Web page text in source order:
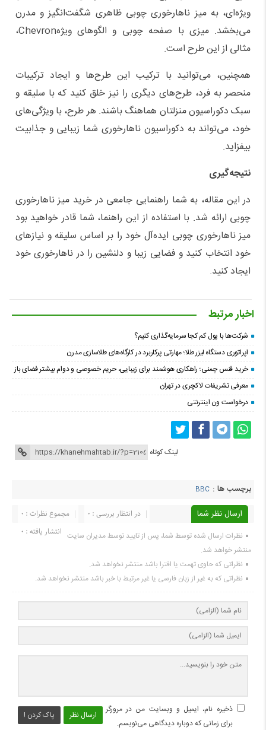
ویژه‌ای، به میز ناهارخوری چوبی ظاهری شگفت‌انگیز و مدرن
می‌بخشد. میزی با صفحه چوبی و الگوهای ویژهChevron،
مثالی از این طرح است.
همچنین، می‌توانید با ترکیب این طرح‌ها و ایجاد ترکیبات
منحصر به فرد، طرح‌های دیگری را نیز خلق کنید که با سلیقه و
سبک دکوراسیون منزلتان هماهنگ باشند. هر طرح، با ویژگی‌های
خود، می‌تواند به دکوراسیون ناهارخوری شما زیبایی و جذابیت
بیفزاید.
نتیجه‌گیری
در این مقاله، به شما راهنمایی جامعی در خرید میز ناهارخوری
چوبی ارائه شد. با استفاده از این راهنما، شما قادر خواهید بود
میز ناهارخوری چوبی ایده‌آل خود را بر اساس سلیقه و نیازهای
خود انتخاب کنید و فضایی زیبا و دلنشین را در ناهارخوری خود
ایجاد کنید.
اخبار مرتبط
شرکت‌ها با پول کم کجا سرمایه‌گذاری کنیم؟
اپراتوری دستگاه لیزر طلا؛ مهارتی پرکاربرد در کارگاه‌های طلاسازی مدرن
خرید فنس چمنی؛ راهکاری هوشمند برای زیبایی، حریم خصوصی و دوام بیشتر فضای باز
معرفی تشریفات لاکچری در تهران
درخواست ون اینترنتی
لینک کوتاه
برچسب ها : BBC
ارسال نظر شما مجموع نظرات : 0
در انتظار بررسی : 0
انتشار یافته : 0 نظرات ارسال شده توسط شما، پس از تایید توسط مدیران سایت
منتشر خواهد شد.
نظراتی که حاوی تهمت یا افترا باشد منتشر نخواهد شد.
نظراتی که به غیر از زبان فارسی یا غیر مرتبط با خبر باشد منتشر نخواهد شد.
ارسال نظر پاک کردن !
ذخیره نام، ایمیل و وبسایت من در مرورگر
برای زمانی که دوباره دیدگاهی می‌نویسم.